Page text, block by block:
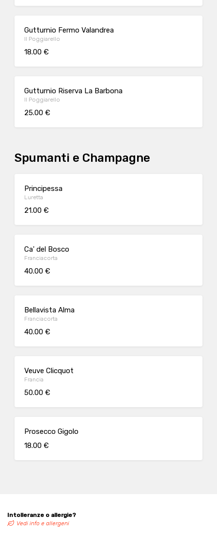
Gutturnio Fermo Valandrea
Il Poggiarello
18.00 €
Gutturnio Riserva La Barbona
Il Poggiarello
25.00 €
Spumanti e Champagne
Principessa
Luretta
21.00 €
Ca' del Bosco
Franciacorta
40.00 €
Bellavista Alma
Franciacorta
40.00 €
Veuve Clicquot
Francia
50.00 €
Prosecco Gigolo
18.00 €
Intolleranze o allergie?
Vedi info e allergeni